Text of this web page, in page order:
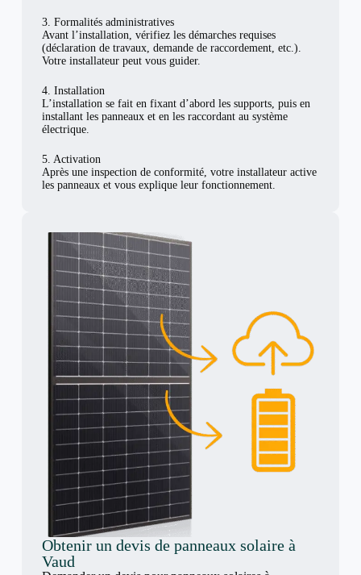
3. Formalités administratives
Avant l’installation, vérifiez les démarches requises
(déclaration de travaux, demande de raccordement, etc.).
Votre installateur peut vous guider.
4. Installation
L’installation se fait en fixant d’abord les supports, puis en
installant les panneaux et en les raccordant au système
électrique.
5. Activation
Après une inspection de conformité, votre installateur active
les panneaux et vous explique leur fonctionnement.
Obtenir un devis de panneaux solaire à
Vaud